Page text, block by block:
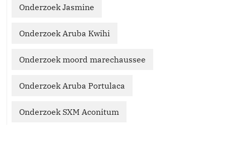
Onderzoek Jasmine
Onderzoek Aruba Kwihi
Onderzoek moord marechaussee
Onderzoek Aruba Portulaca
Onderzoek SXM Aconitum